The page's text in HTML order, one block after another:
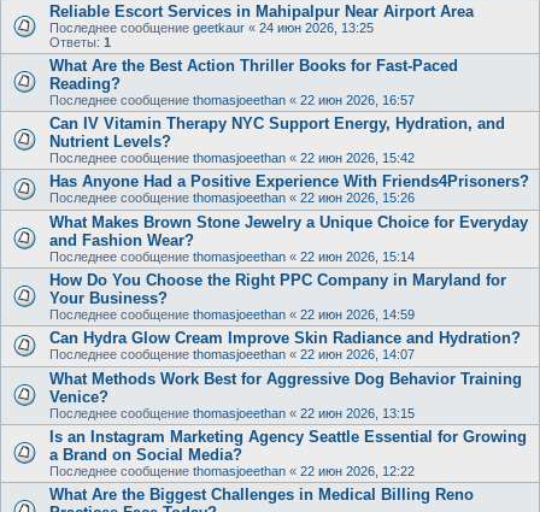
Reliable Escort Services in Mahipalpur Near Airport Area
Последнее сообщение geetkaur « 24 июн 2026, 13:25
Ответы: 1
What Are the Best Action Thriller Books for Fast-Paced
Reading?
Последнее сообщение thomasjoeethan « 22 июн 2026, 16:57
Can IV Vitamin Therapy NYC Support Energy, Hydration, and
Nutrient Levels?
Последнее сообщение thomasjoeethan « 22 июн 2026, 15:42
Has Anyone Had a Positive Experience With Friends4Prisoners?
Последнее сообщение thomasjoeethan « 22 июн 2026, 15:26
What Makes Brown Stone Jewelry a Unique Choice for Everyday
and Fashion Wear?
Последнее сообщение thomasjoeethan « 22 июн 2026, 15:14
How Do You Choose the Right PPC Company in Maryland for
Your Business?
Последнее сообщение thomasjoeethan « 22 июн 2026, 14:59
Can Hydra Glow Cream Improve Skin Radiance and Hydration?
Последнее сообщение thomasjoeethan « 22 июн 2026, 14:07
What Methods Work Best for Aggressive Dog Behavior Training
Venice?
Последнее сообщение thomasjoeethan « 22 июн 2026, 13:15
Is an Instagram Marketing Agency Seattle Essential for Growing
a Brand on Social Media?
Последнее сообщение thomasjoeethan « 22 июн 2026, 12:22
What Are the Biggest Challenges in Medical Billing Reno